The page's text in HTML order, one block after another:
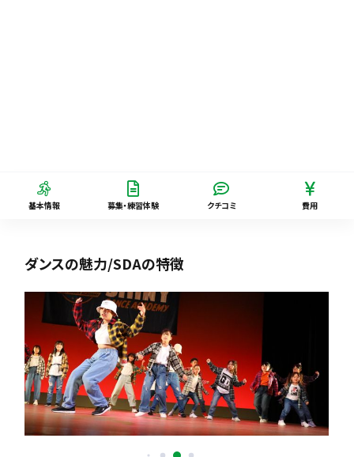
基本情報 募集・練習体験 クチコミ 費用
ダンスの魅力/SDAの特徴